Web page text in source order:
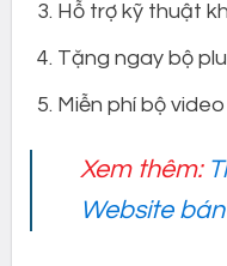
Hỗ trợ kỹ thuật
Tặng ngay bộ
Miễn phí bộ
Xem thêm:
Website